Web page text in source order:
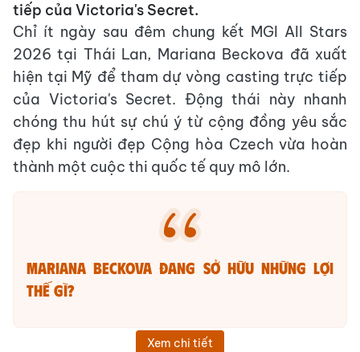
tiếp của Victoria's Secret.
Chỉ ít ngày sau đêm chung kết MGI All Stars
2026 tại Thái Lan, Mariana Beckova đã xuất
hiện tại Mỹ để tham dự vòng casting trực tiếp
của Victoria's Secret. Động thái này nhanh
chóng thu hút sự chú ý từ cộng đồng yêu sắc
đẹp khi người đẹp Cộng hòa Czech vừa hoàn
thành một cuộc thi quốc tế quy mô lớn.
Mariana Beckova đang sở hữu những lợi
thế gì?
Xem chi tiết